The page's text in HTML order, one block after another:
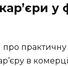
у
практичну
в